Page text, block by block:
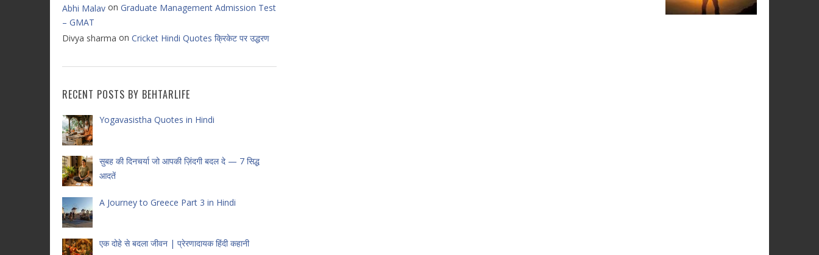
Abhi Malav on Graduate Management Admission Test
– GMAT
Divya sharma on Cricket Hindi Quotes क्रिकेट पर उद्धरण
RECENT POSTS BY BEHTARLIFE
Yogavasistha Quotes in Hindi
सुबह की दिनचर्या जो आपकी ज़िंदगी बदल दे — 7 सिद्ध
आदतें
A Journey to Greece Part 3 in Hindi
एक दोहे से बदला जीवन | प्रेरणादायक हिंदी कहानी